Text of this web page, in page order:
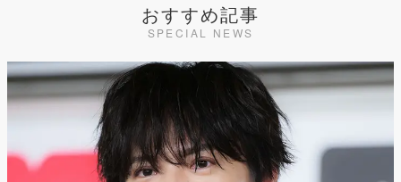
おすすめ記事
SPECIAL NEWS